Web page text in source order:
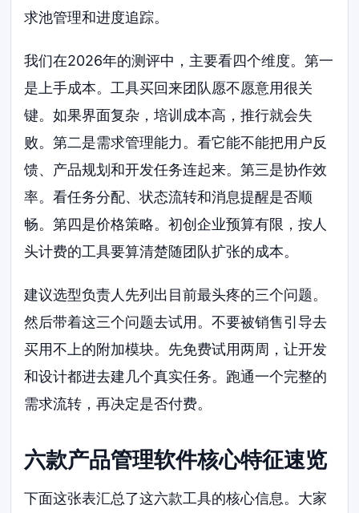
求池管理和进度追踪。
我们在2026年的测评中，主要看四个维度。第一
是上手成本。工具买回来团队愿不愿意用很关
键。如果界面复杂，培训成本高，推行就会失
败。第二是需求管理能力。看它能不能把用户反
馈、产品规划和开发任务连起来。第三是协作效
率。看任务分配、状态流转和消息提醒是否顺
畅。第四是价格策略。初创企业预算有限，按人
头计费的工具要算清楚随团队扩张的成本。
建议选型负责人先列出目前最头疼的三个问题。
然后带着这三个问题去试用。不要被销售引导去
买用不上的附加模块。先免费试用两周，让开发
和设计都进去建几个真实任务。跑通一个完整的
需求流转，再决定是否付费。
六款产品管理软件核心特征速览
下面这张表汇总了这六款工具的核心信息。大家